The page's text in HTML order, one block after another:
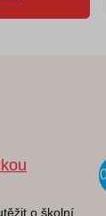
o školní